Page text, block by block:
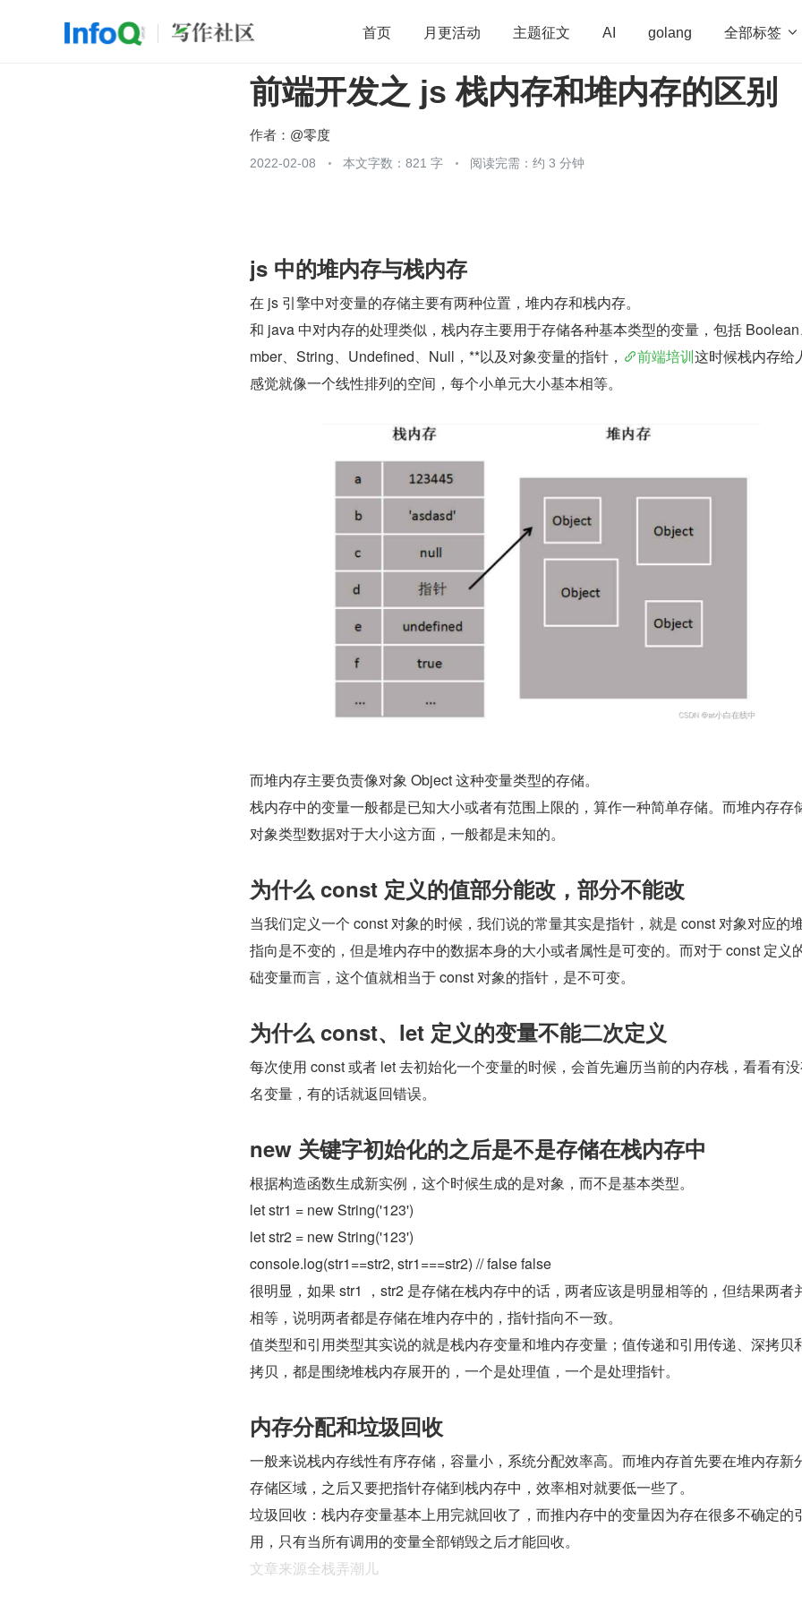
首页 月更活动 主题征文 AI golang 全部标签 
开源 架构 OpenHarmony 算法 学习方法 Web3.0
团队管理
前端开发之 js 栈内存和堆内存的区别
作者： @零度
2022-02-08 本文字数：821 字 阅读完需：约 3 分钟
js 中的堆内存与栈内存
在 js 引擎中对变量的存储主要有两种位置，堆内存和栈内存。
和 java 中对内存的处理类似，栈内存主要用于存储各种基本类型的变量，包括
mber、String、Undefined、Null，**以及对象变量的指针，
前端培训这时候栈内存给
感觉就像一个线性排列的空间，每个小单元大小基本相等。
而堆内存主要负责像对象 Object 这种变量类型的存储。
栈内存中的变量一般都是已知大小或者有范围上限的，算作一种简单存储。而堆内存存
对象类型数据对于大小这方面，一般都是未知的。
为什么 const 定义的值部分能改，部分不能改
当我们定义一个 const 对象的时候，我们说的常量其实是指针，就是 const 对象对应的
指向是不变的，但是堆内存中的数据本身的大小或者属性是可变的。而对于 const 定义
础变量而言，这个值就相当于 const 对象的指针，是不可变。
为什么 const、let 定义的变量不能二次定义
每次使用 const 或者 let 去初始化一个变量的时候，会首先遍历当前的内存栈，看看有
名变量，有的话就返回错误。
new 关键字初始化的之后是不是存储在栈内存中
根据构造函数生成新实例，这个时候生成的是对象，而不是基本类型。
let str1 = new String('123')
let str2 = new String('123')
console.log(str1==str2, str1===str2) // false false
很明显，如果 str1 ，str2 是存储在栈内存中的话，两者应该是明显相等的，但结果两者
相等，说明两者都是存储在堆内存中的，指针指向不一致。
值类型和引用类型其实说的就是栈内存变量和堆内存变量；值传递和引用传递、深拷贝
拷贝，都是围绕堆栈内存展开的，一个是处理值，一个是处理指针。
内存分配和垃圾回收
一般来说栈内存线性有序存储，容量小，系统分配效率高。而堆内存首先要在堆内存新
存储区域，之后又要把指针存储到栈内存中，效率相对就要低一些了。
垃圾回收：栈内存变量基本上用完就回收了，而推内存中的变量因为存在很多不确定的
用，只有当所有调用的变量全部销毁之后才能回收。
文章来源全栈弄潮儿